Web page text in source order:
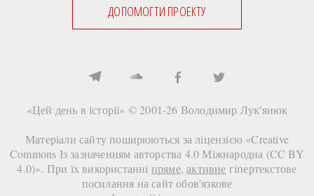
ДОПОМОГТИ ПРОЕКТУ
«Цей день в історії» © 2001-26 Володимир Лук'янюк
Матеріали сайту поширюються за ліцензією «Creative
Commons Із зазначенням авторства 4.0 Міжнародна (CC BY
4.0)». При їх використанні пряме,активне гіпертекстове
посилання на сайтобов'язкове